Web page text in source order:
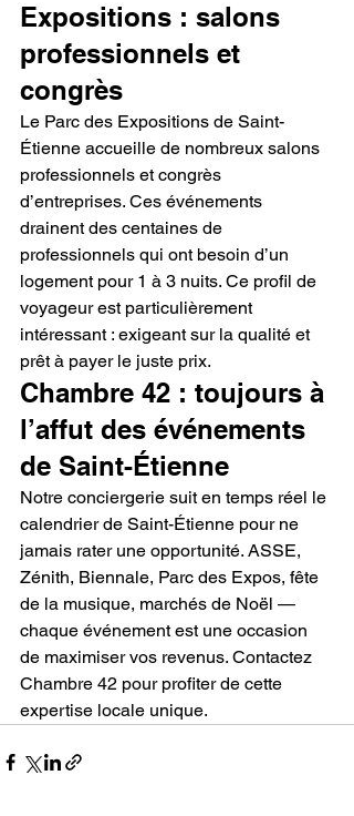
Expositions : salons
professionnels et
congrès
Le Parc des Expositions de Saint-
Étienne accueille de nombreux salons
professionnels et congrès
d’entreprises. Ces événements
drainent des centaines de
professionnels qui ont besoin d’un
logement pour 1 à 3 nuits. Ce profil de
voyageur est particulièrement
intéressant : exigeant sur la qualité et
prêt à payer le juste prix.
Chambre 42 : toujours à
l’affut des événements
de Saint-Étienne
Notre conciergerie suit en temps réel le
calendrier de Saint-Étienne pour ne
jamais rater une opportunité. ASSE,
Zénith, Biennale, Parc des Expos, fête
de la musique, marchés de Noël —
chaque événement est une occasion
de maximiser vos revenus. Contactez
Chambre 42 pour profiter de cette
expertise locale unique.